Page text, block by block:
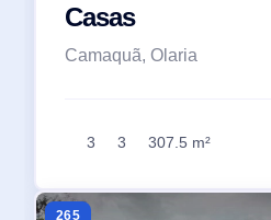
Casas
Camaquã, Olaria
3 3 307.5 m²
265